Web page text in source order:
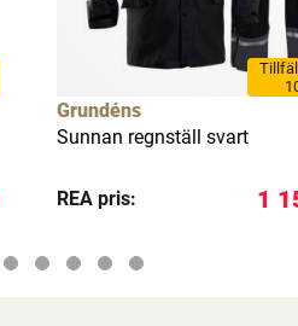
Grundéns
Sunnan regnställ svart
REA pris: 1